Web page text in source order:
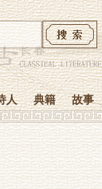
人 典籍 故事